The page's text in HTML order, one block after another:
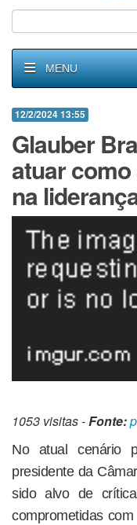
MENU
12/2/2024 13:55
Glauber
atuar
na
1053 visitas -Fonte:
No atual cenário
presidente da
sido alvo de
comprometidas